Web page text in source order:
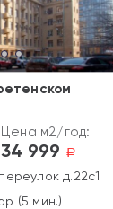
Цена м2/год:
34 999 a
д.22с1
(5 мин.)